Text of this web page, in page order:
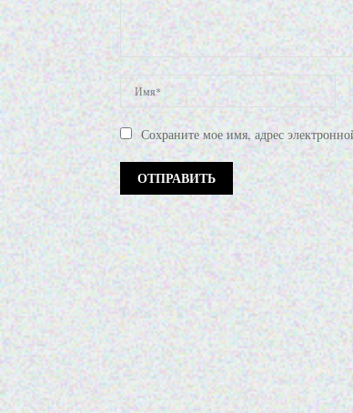
Сохраните мое имя, адрес